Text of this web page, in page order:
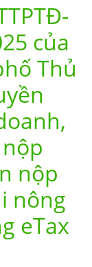
của
Thủ
nộp
nông
eTax